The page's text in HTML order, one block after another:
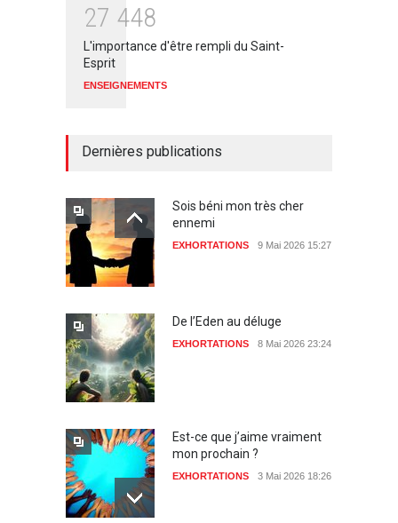
27 448
L'importance d'être rempli du Saint-
Esprit
ENSEIGNEMENTS
Dernières publications
Sois béni mon très cher
ennemi
EXHORTATIONS 9 Mai 2026 15:27
De l’Eden au déluge
EXHORTATIONS 8 Mai 2026 23:24
Est-ce que j’aime vraiment
mon prochain ?
EXHORTATIONS 3 Mai 2026 18:26